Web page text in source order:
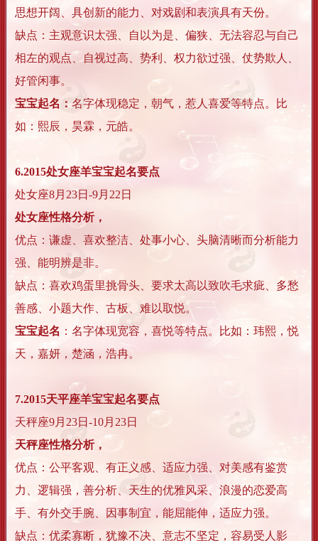
思想开阔、具创新的能力、对戏剧和表演具有天份。
缺点：主观意识太强、自以为是、偏狭、无法容忍与自己
相左的观点、自视过高、势利、权力欲过强、仗势欺人、
好管闲事。
宝宝起名： 名字体现稳定，朝气，惹人喜爱等特点。比
如：熙辰，昊霖，元皓。
6.2015处女座羊宝宝起名要点
处女座8月23日-9月22日
处女座性格分析，
优点：谦虚、喜欢整洁、处事小心、头脑清晰而分析能力
强、能明辨是非。
缺点：喜欢鸡蛋里挑骨头、要求太高以致吹毛求疵、多愁
善感、小题大作、古板、难以取悦。
宝宝起名 ：名字体现宽容，喜悦等特点。比如：玮熙，悦
天，嘉妍，楚涵，浩冉。
7.2015天平座羊宝宝起名要点
天秤座9月23日-10月23日
天秤座性格分析，
优点：公平客观、有正义感、适应力强、对美感有鉴赏
力、逻辑强，善分析、天生的优雅风采、浪漫的恋爱高
手、有外交手腕、因事制宜，能屈能伸，适应力强。
缺点：优柔寡断，犹豫不决、意志不坚定，容易受人影